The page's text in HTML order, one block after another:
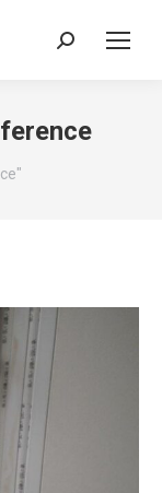
Search: